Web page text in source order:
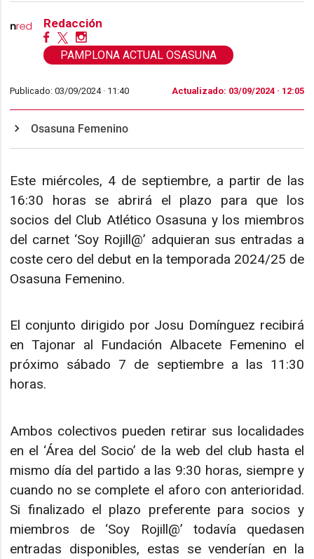
Redacción
PAMPLONA ACTUAL OSASUNA
Publicado: 03/09/2024 · 11:40 Actualizado: 03/09/2024 · 12:05
Osasuna Femenino
Este miércoles, 4 de septiembre, a partir de las
16:30 horas se abrirá el plazo para que los
socios del Club Atlético Osasuna y los miembros
del carnet ‘Soy Rojill@’ adquieran sus entradas a
coste cero del debut en la temporada 2024/25 de
Osasuna Femenino.
El conjunto dirigido por Josu Domínguez recibirá
en Tajonar al Fundación Albacete Femenino el
próximo sábado 7 de septiembre a las 11:30
horas.
Ambos colectivos pueden retirar sus localidades
en el ‘Área del Socio’ de la web del club hasta el
mismo día del partido a las 9:30 horas, siempre y
cuando no se complete el aforo con anterioridad.
Si finalizado el plazo preferente para socios y
miembros de ‘Soy Rojill@’ todavía quedasen
entradas disponibles, estas se venderían en la